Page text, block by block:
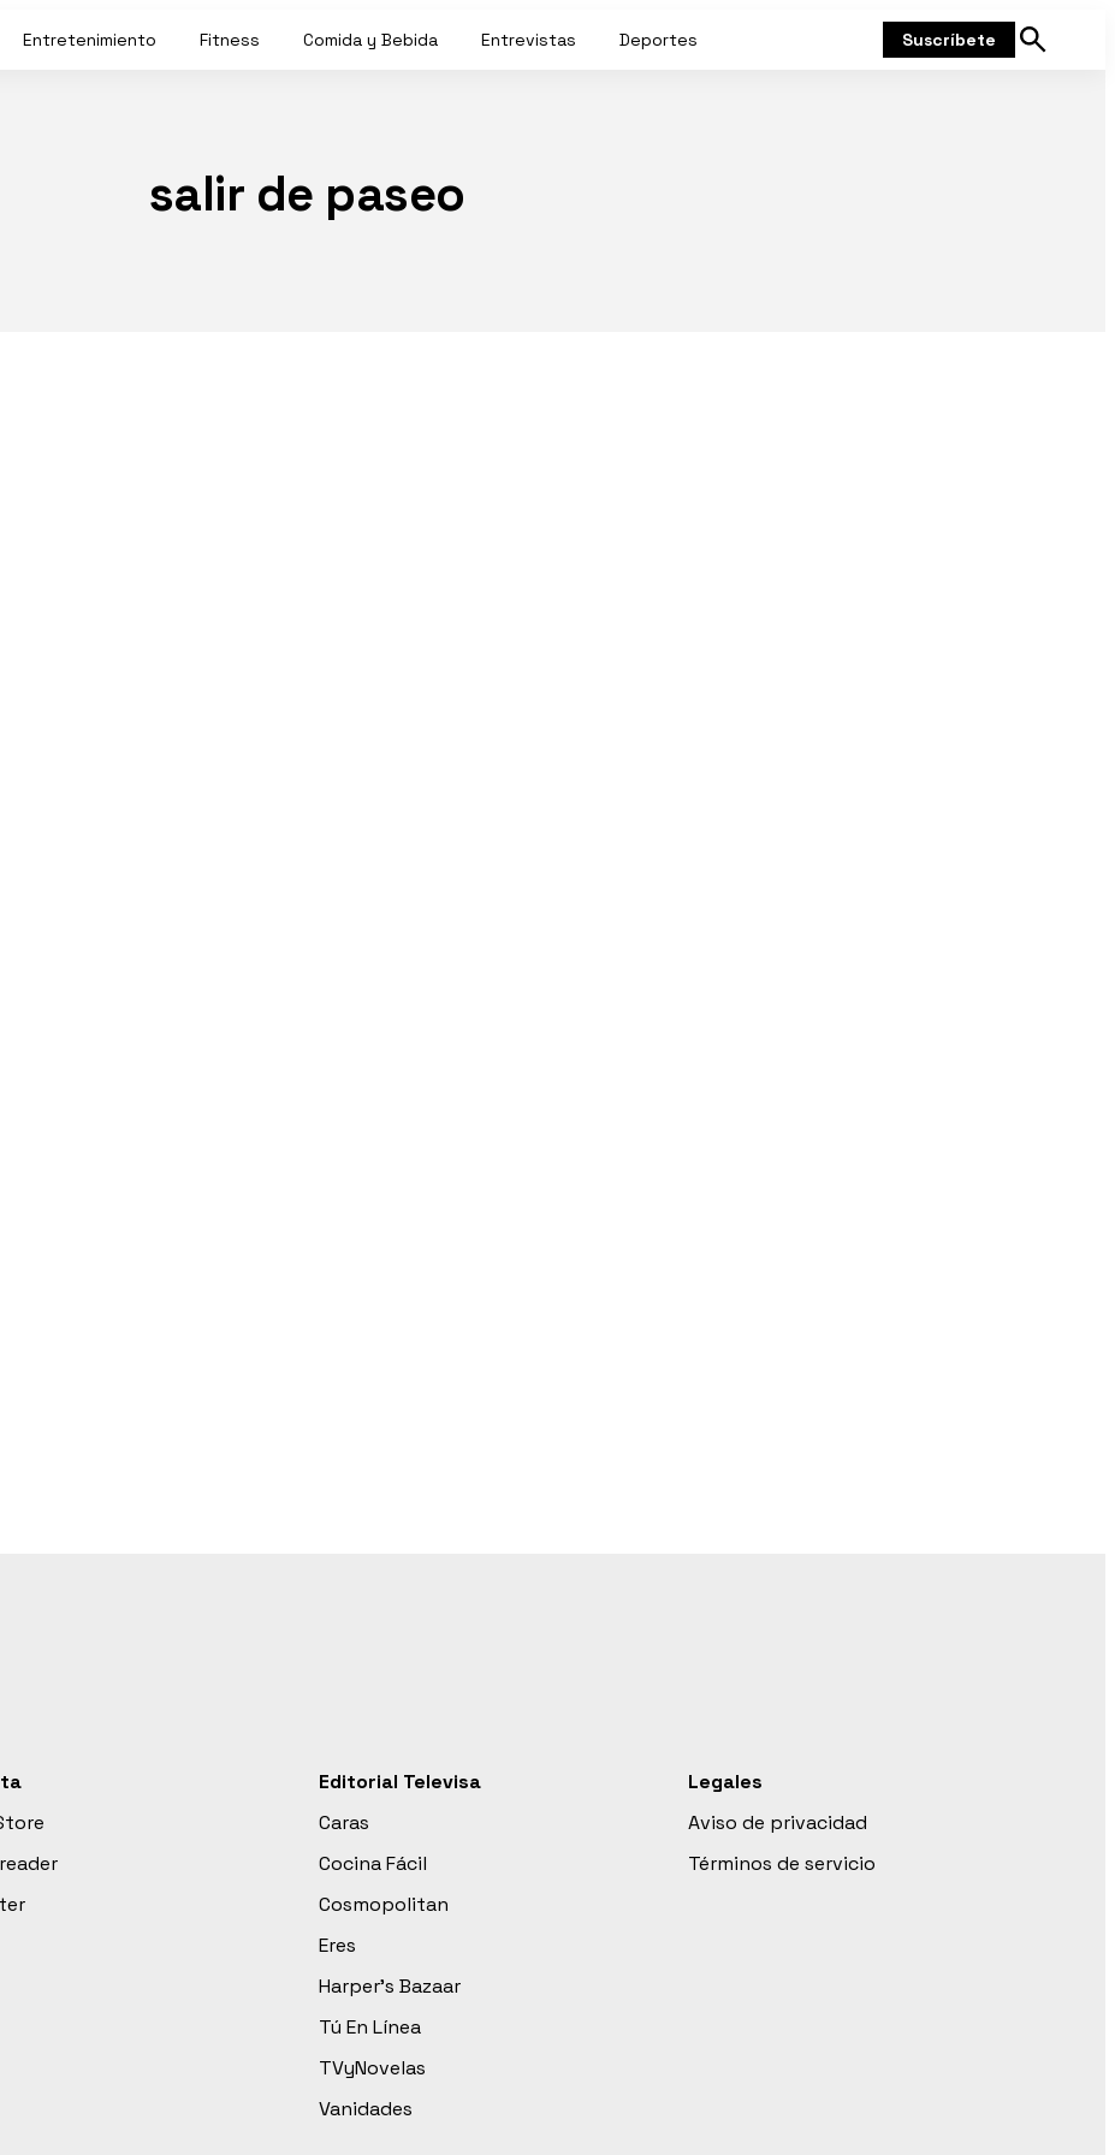
Entretenimiento Fitness Comida y Bebida Entrevistas Deportes Suscríbete
Mostrar
salir de paseo
Editorial Televisa
Caras
Cocina Fácil
Cosmopolitan
Eres
Harper’s Bazaar
Tú En Línea
TVyNovelas
Vanidades
Legales
Aviso de privacidad
Términos de servicio